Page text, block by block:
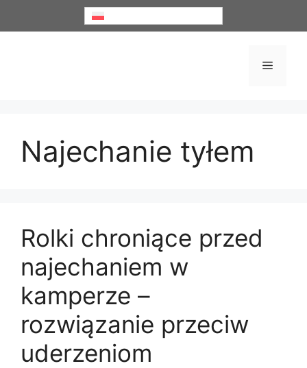
Menu
Najechanie tyłem
Rolki chroniące przed
najechaniem w
kamperze –
rozwiązanie przeciw
uderzeniom